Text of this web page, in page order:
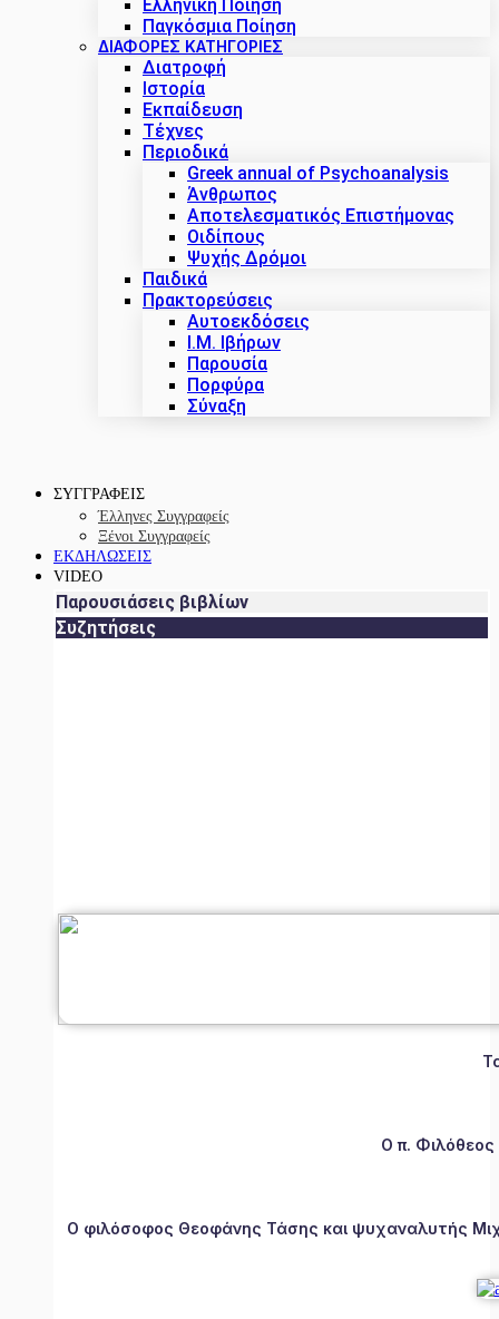
Ελληνική Ποίηση
Παγκόσμια Ποίηση
ΔΙΑΦΟΡΕΣ ΚΑΤΗΓΟΡΙΕΣ
Διατροφή
Ιστορία
Εκπαίδευση
Τέχνες
Περιοδικά
Greek annual of Psychoanalysis
Άνθρωπος
Αποτελεσματικός Επιστήμονας
Οιδίπους
Ψυχής Δρόμοι
Παιδικά
Πρακτoρεύσεις
Αυτοεκδόσεις
Ι.Μ. Ιβήρων
Παρουσία
Πορφύρα
Σύναξη
ΣΥΓΓΡΑΦΕΙΣ
Έλληνες Συγγραφείς
Ξένοι Συγγραφείς
ΕΚΔΗΛΩΣΕΙΣ
VIDEO
Παρουσιάσεις βιβλίων
Συζητήσεις
Ο π.
Ο φιλόσοφος Θεοφάνης Τάσης και ψυχαναλυτής